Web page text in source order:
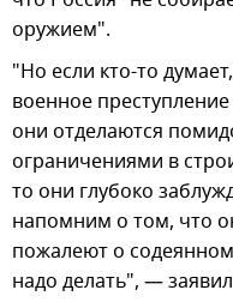
оружием".
"Но если кто-то
военное
они отделаются
ограничениями в
то они глубоко
напомним о том, что
пожалеют о
надо делать", —